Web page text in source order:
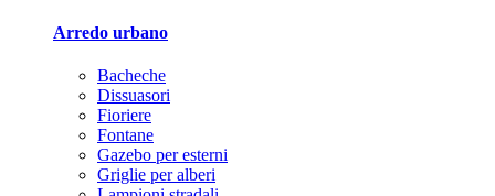
Arredo urbano
Bacheche
Dissuasori
Fioriere
Fontane
Gazebo per esterni
Griglie per alberi